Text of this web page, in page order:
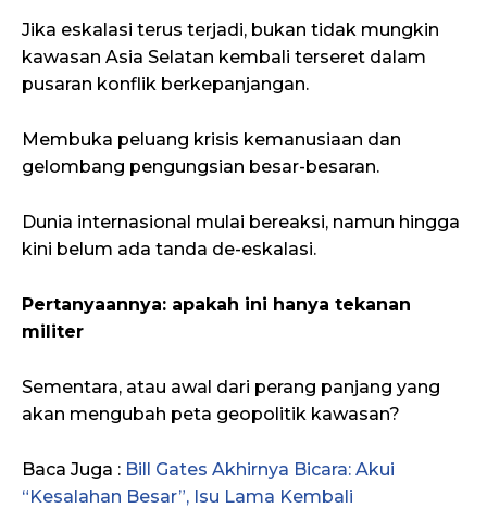
Jika eskalasi terus terjadi, bukan tidak mungkin
kawasan Asia Selatan kembali terseret dalam
pusaran konflik berkepanjangan.
Membuka peluang krisis kemanusiaan dan
gelombang pengungsian besar-besaran.
Dunia internasional mulai bereaksi, namun hingga
kini belum ada tanda de-eskalasi.
Pertanyaannya: apakah ini hanya tekanan
militer
Sementara, atau awal dari perang panjang yang
akan mengubah peta geopolitik kawasan?
Baca Juga : Bill Gates Akhirnya Bicara: Akui
“Kesalahan Besar”, Isu Lama Kembali